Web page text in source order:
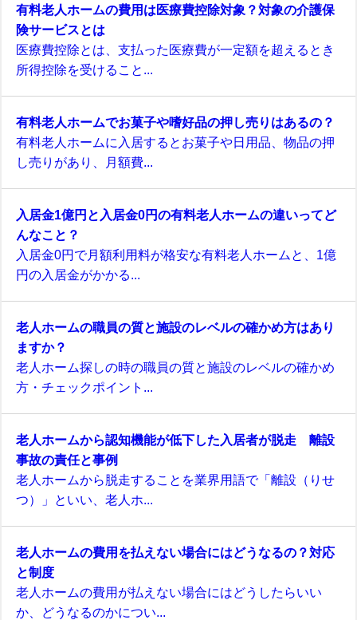
有料老人ホームの費用は医療費控除対象？対象の介護保
険サービスとは
医療費控除とは、支払った医療費が一定額を超えるとき
所得控除を受けること...
有料老人ホームでお菓子や嗜好品の押し売りはあるの？
有料老人ホームに入居するとお菓子や日用品、物品の押
し売りがあり、月額費...
入居金1億円と入居金0円の有料老人ホームの違いってど
んなこと？
入居金0円で月額利用料が格安な有料老人ホームと、1億
円の入居金がかかる...
老人ホームの職員の質と施設のレベルの確かめ方はあり
ますか？
老人ホーム探しの時の職員の質と施設のレベルの確かめ
方・チェックポイント...
老人ホームから認知機能が低下した入居者が脱走 離設
事故の責任と事例
老人ホームから脱走することを業界用語で「離設（りせ
つ）」といい、老人ホ...
老人ホームの費用を払えない場合にはどうなるの？対応
と制度
老人ホームの費用が払えない場合にはどうしたらいい
か、どうなるのかについ...